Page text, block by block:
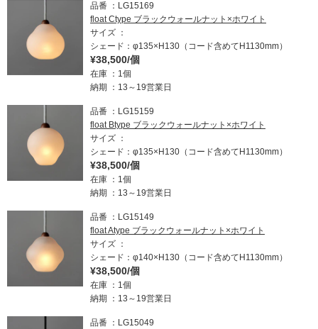
品番
LG15169
float Ctype ブラックウォールナット×ホワイト
サイズ
シェード：φ135×H130（コード含めてH1130mm）
¥38,500/個
在庫
1個
納期
13～19営業日
品番
LG15159
float Btype ブラックウォールナット×ホワイト
サイズ
シェード：φ135×H130（コード含めてH1130mm）
¥38,500/個
在庫
1個
納期
13～19営業日
品番
LG15149
float Atype ブラックウォールナット×ホワイト
サイズ
シェード：φ140×H130（コード含めてH1130mm）
¥38,500/個
在庫
1個
納期
13～19営業日
品番
LG15049